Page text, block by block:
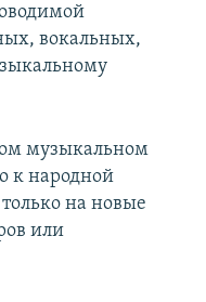
вокальных,
музыкальном
к народной
на новые
или